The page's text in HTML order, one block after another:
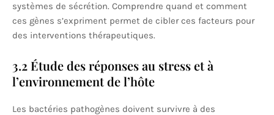
systèmes de sécrétion. Comprendre quand et comment
ces gènes s’expriment permet de cibler ces facteurs pour
des interventions thérapeutiques.
3.2 Étude des réponses au stress et à
l’environnement de l’hôte
Les bactéries pathogènes doivent survivre à des